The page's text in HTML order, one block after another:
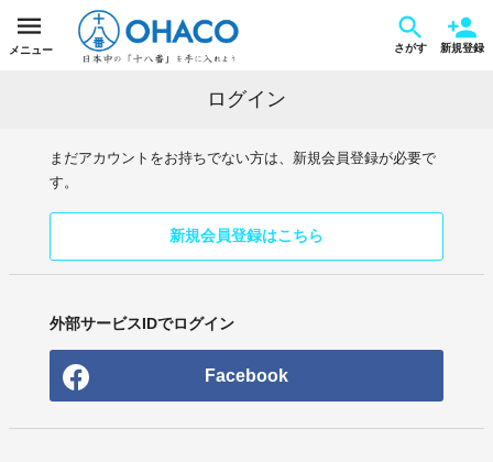
メニュー さがす 新規登録
ログイン
まだアカウントをお持ちでない方は、新規会員登録が必要で
す。
新規会員登録はこちら
外部サービスIDでログイン
Facebook